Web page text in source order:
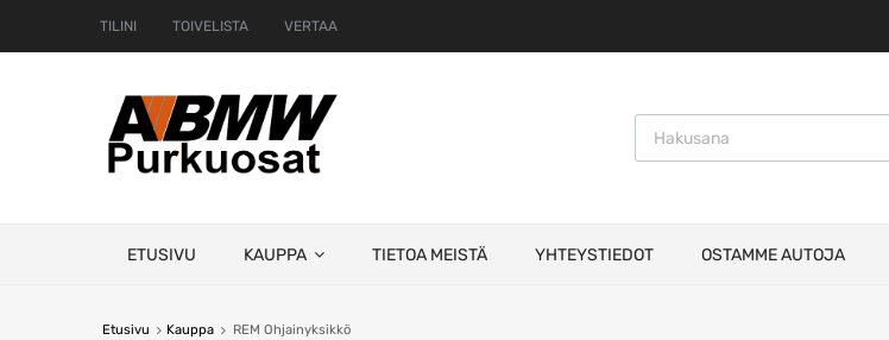
TILINI TOIVELISTA VERTAA
Products search
ETUSIVU KAUPPA TIETOA MEISTÄ YHTEYSTIEDOT OSTAMME AUTOJA
Etusivu Kauppa REM Ohjainyksikkö